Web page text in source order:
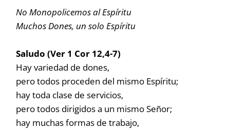
No Monopolicemos al Espíritu
Muchos Dones, un solo Espíritu
Saludo (Ver 1 Cor 12,4-7)
Hay variedad de dones,
pero todos proceden del mismo Espíritu;
hay toda clase de servicios,
pero todos dirigidos a un mismo Señor;
hay muchas formas de trabajo,